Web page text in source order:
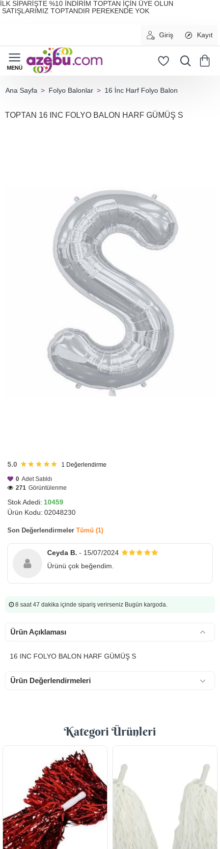
İLK SİPARİŞTE %10 İNDİRİM TOPTAN İÇİN ÜYE OLUN
SATIŞLARIMIZ TOPTANDIR PEREKENDE YOK
Giriş Kayıt
Folyo Balonlar 16 İnc Harf Folyo Balon
TOPTAN 16 INC FOLYO BALON HARF GÜMÜŞ S
5.0 1 Değerlendirme
Stok Adedi: 10459
Ürün Kodu: 02048230
0 Adet Satıldı
271 Görüntülenme
Son Değerlendirmeler Tümü (1)
Ceyda B. - 15/07/2024
Ürünü çok beğendim.
8 saat 47 dakika içinde sipariş verirseniz Bugün kargoda.
Ürün Açıklaması
16 INC FOLYO BALON HARF GÜMÜŞ S
Ürün Değerlendirmeleri
Kategori Ürünleri